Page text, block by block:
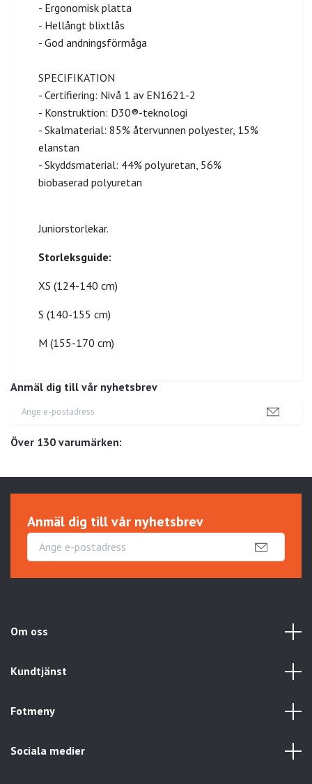
Anmäl dig till vår nyhetsbrev
Över 130 varumärken:
- Ergonomisk platta
- Hellångt blixtlås
- God andningsförmåga
SPECIFIKATION
- Certifiering: Nivå 1 av EN1621-2
- Konstruktion: D30®-teknologi
- Skalmaterial: 85% återvunnen polyester, 15%
elanstan
- Skyddsmaterial: 44% polyuretan, 56%
biobaserad polyuretan
Juniorstorlekar.
Storleksguide:
XS (124-140 cm)
S (140-155 cm)
M (155-170 cm)
Anmäl dig till vår nyhetsbrev
Om oss
Kundtjänst
Fotmeny
Sociala medier